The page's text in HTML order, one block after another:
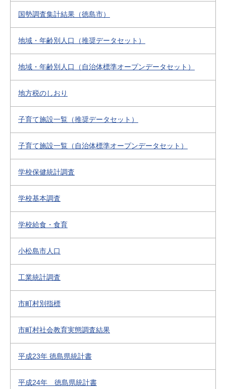
国勢調査集計結果（徳島市）
地域・年齢別人口（推奨データセット）
地域・年齢別人口（自治体標準オープンデータセット）
地方税のしおり
子育て施設一覧（推奨データセット）
子育て施設一覧（自治体標準オープンデータセット）
学校保健統計調査
学校基本調査
学校給食・食育
小松島市人口
工業統計調査
市町村別指標
市町村社会教育実態調査結果
平成23年 徳島県統計書
平成24年 徳島県統計書